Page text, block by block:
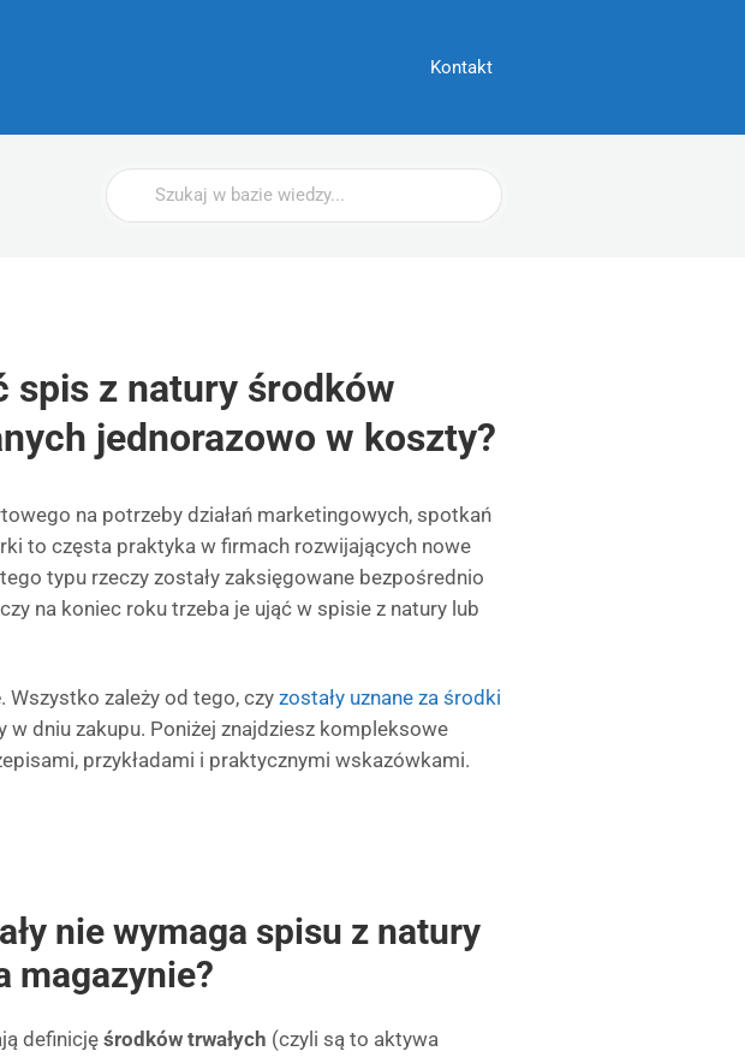
Kontakt
Wyszukaj
spis z natury środków
jednorazowo w koszty?
na potrzeby działań marketingowych, spotkań
to częsta praktyka w firmach rozwijających nowe
typu rzeczy zostały zaksięgowane bezpośrednio
na koniec roku trzeba je ująć w spisie z natury lub
. Wszystko zależy od tego, czy zostały uznane za środki
w dniu zakupu. Poniżej znajdziesz kompleksowe
przykładami i praktycznymi wskazówkami.
nie wymaga spisu z natury
magazynie?
definicję środków trwałych (czyli są to aktywa